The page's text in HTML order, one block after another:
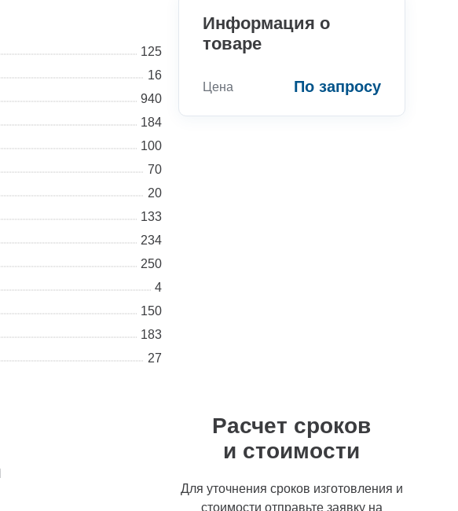
125
16
940
184
100
70
20
133
234
250
4
150
183
27
Информация о
товаре
Цена По запросу
Расчет сроков
и стоимости
Для уточнения сроков изготовления и
стоимости отправьте заявку на